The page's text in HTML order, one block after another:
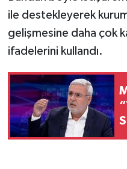
ile destekleyerek
gelişmesine daha çok
ifadelerini kullandı.